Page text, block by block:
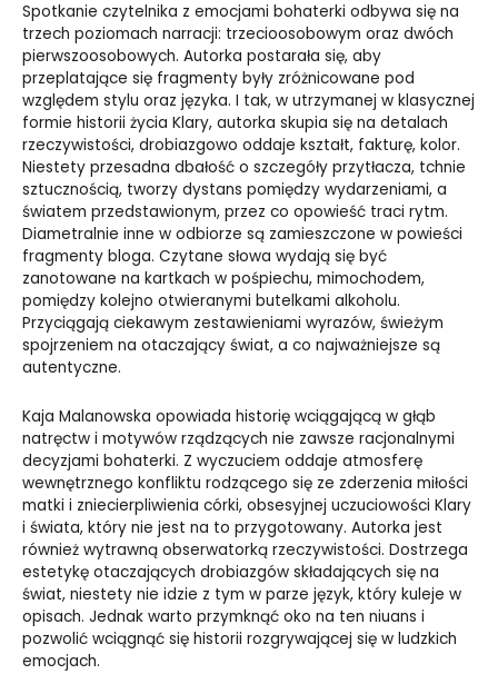
Spotkanie czytelnika z emocjami bohaterki odbywa się na
trzech poziomach narracji: trzecioosobowym oraz dwóch
pierwszoosobowych. Autorka postarała się, aby
przeplatające się fragmenty były zróżnicowane pod
względem stylu oraz języka. I tak, w utrzymanej w klasycznej
formie historii życia Klary, autorka skupia się na detalach
rzeczywistości, drobiazgowo oddaje kształt, fakturę, kolor.
Niestety przesadna dbałość o szczegóły przytłacza, tchnie
sztucznością, tworzy dystans pomiędzy wydarzeniami, a
światem przedstawionym, przez co opowieść traci rytm.
Diametralnie inne w odbiorze są zamieszczone w powieści
fragmenty bloga. Czytane słowa wydają się być
zanotowane na kartkach w pośpiechu, mimochodem,
pomiędzy kolejno otwieranymi butelkami alkoholu.
Przyciągają ciekawym zestawieniami wyrazów, świeżym
spojrzeniem na otaczający świat, a co najważniejsze są
autentyczne.
Kaja Malanowska opowiada historię wciągającą w głąb
natręctw i motywów rządzących nie zawsze racjonalnymi
decyzjami bohaterki. Z wyczuciem oddaje atmosferę
wewnętrznego konfliktu rodzącego się ze zderzenia miłości
matki i zniecierpliwienia córki, obsesyjnej uczuciowości Klary
i świata, który nie jest na to przygotowany. Autorka jest
również wytrawną obserwatorką rzeczywistości. Dostrzega
estetykę otaczających drobiazgów składających się na
świat, niestety nie idzie z tym w parze język, który kuleje w
opisach. Jednak warto przymknąć oko na ten niuans i
pozwolić wciągnąć się historii rozgrywającej się w ludzkich
emocjach.